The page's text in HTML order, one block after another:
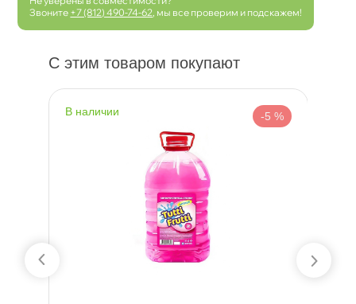
Звоните +7 (812) 490-74-62 , мы все проверим и подскажем!
С этим товаром покупают
наличии -5 %